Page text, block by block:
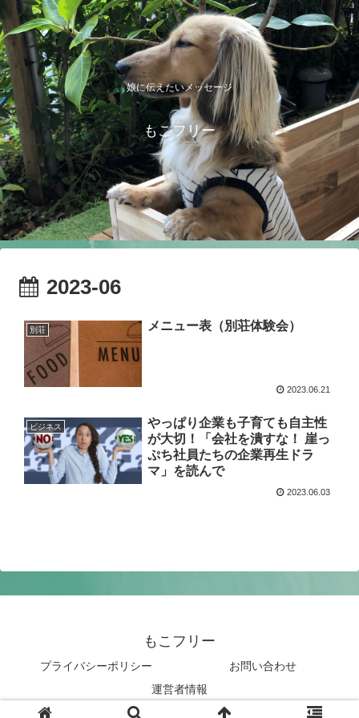
娘に伝えたいメッセージ
もこフリー
2023-06
別荘 メニュー表（別荘体験会）
2023.06.21
ビジネス
やっぱり企業も子育ても自主性
が大切！「会社を潰すな！ 崖っ
ぷち社員たちの企業再生ドラ
マ」を読んで
2023.06.03
もこフリー
プライバシーポリシー
お問い合わせ
運営者情報